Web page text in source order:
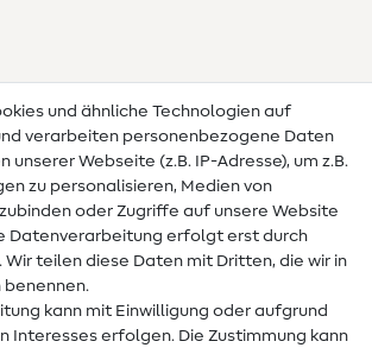
und ähnliche Technologien auf
verarbeiten personenbezogene Daten
unserer Webseite (z.B. IP-Adresse), um z.B.
zu personalisieren, Medien von
oder Zugriffe auf unsere Website
Datenverarbeitung erfolgt erst durch
teilen diese Daten mit Dritten, die wir in
benennen.
kann mit Einwilligung oder aufgrund
Interesses erfolgen. Die Zustimmung kann